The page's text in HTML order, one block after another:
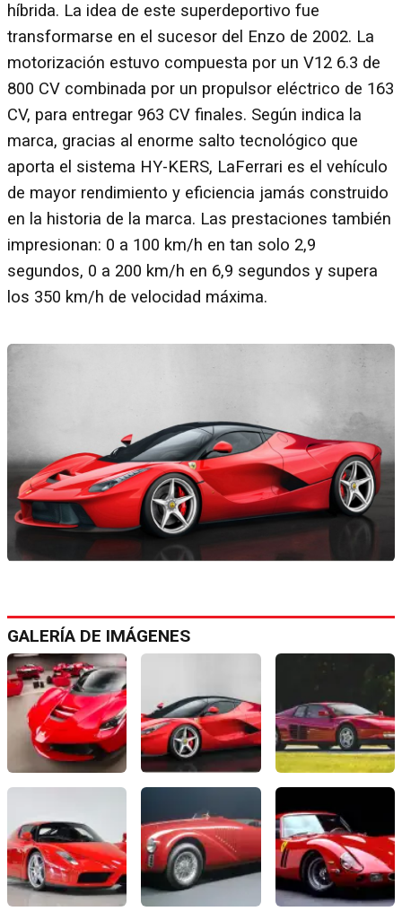
híbrida. La idea de este superdeportivo fue
transformarse en el sucesor del Enzo de 2002. La
motorización estuvo compuesta por un V12 6.3 de
800 CV combinada por un propulsor eléctrico de 163
CV, para entregar 963 CV finales. Según indica la
marca, gracias al enorme salto tecnológico que
aporta el sistema HY-KERS, LaFerrari es el vehículo
de mayor rendimiento y eficiencia jamás construido
en la historia de la marca. Las prestaciones también
impresionan: 0 a 100 km/h en tan solo 2,9
segundos, 0 a 200 km/h en 6,9 segundos y supera
los 350 km/h de velocidad máxima.
GALERÍA DE IMÁGENES